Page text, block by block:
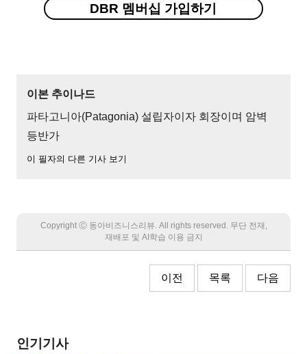
DBR 멤버십 가입하기
이본 추이나드
파타고니아(Patagonia) 설립자이자 회장이며 암벽
등반가
이 필자의 다른 기사 보기
Copyright Ⓒ 동아비즈니스리뷰. All rights reserved. 무단 전재,
재배포 및 AI학습 이용 금지
이전 목록 다음
인기기사